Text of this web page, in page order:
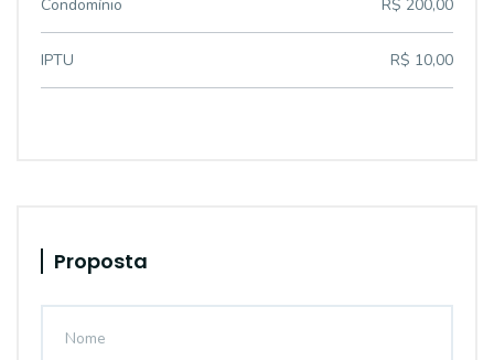
Condomínio R$ 200,00
IPTU R$ 10,00
Proposta